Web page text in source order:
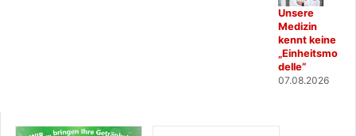
Unsere
Medizin
kennt keine
„Einheitsmo
delle“
07.08.2026